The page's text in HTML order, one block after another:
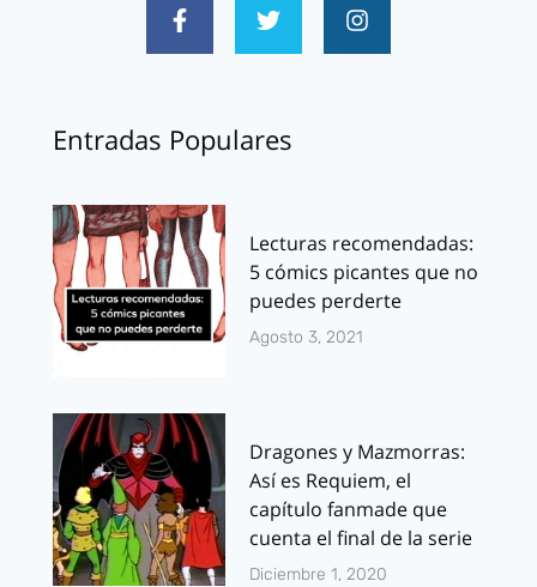
Entradas Populares
Lecturas recomendadas:
5 cómics picantes que no
puedes perderte
Agosto 3, 2021
Dragones y Mazmorras:
Así es Requiem, el
capítulo fanmade que
cuenta el final de la serie
Diciembre 1, 2020